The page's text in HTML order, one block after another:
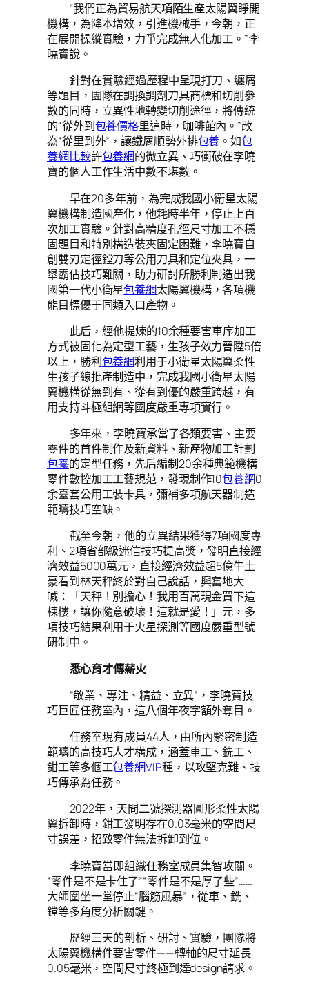
“我們正為貿易航天項陌生產太陽翼睜開
機構，為降本增效，引進機械手，今朝，正
在展開操縱實驗，力爭完成無人化加工。”李
曉寶說。
針對在實驗經過歷程中呈現打刀、纏屑
等題目，團隊在調換調劑刀具商標和切削參
數的同時，立異性地轉變切削途徑，將傳統
的“從外到包養價格里這時，咖啡館內。”改
為“從里到外”，讓鐵屑順勢外排包養 。如包
養網比較許包養網的微立異、巧衝破在李曉
寶的個人工作生活中數不堪數。
早在20多年前，為完成我國小衛星太陽
翼機構制造國產化，他耗時半年，停止上百
次加工實驗。針對高精度孔徑尺寸加工不穩
固題目和特別構造裝夾固定困難，李曉寶自
創雙刃定徑鏜刀等公用刀具和定位夾具，一
舉霸佔技巧難關，助力研討所勝利制造出我
國第一代小衛星包養網太陽翼機構，各項機
能目標優于同類入口產物。
此后，經他提煉的10余種要害車序加工
方式被固化為定型工藝，生孩子效力晉陞5倍
以上，勝利包養網利用于小衛星太陽翼柔性
生孩子線批產制造中，完成我國小衛星太陽
翼機構從無到有、從有到優的嚴重跨越，有
用支持斗極組網等國度嚴重專項實行。
多年來，李曉寶承當了各類要害、主要
零件的首件制作及新資料、新產物加工計劃
包養的定型任務，先后編制20余種典範機構
零件數控加工工藝規范，發現制作10包養網0
余臺套公用工裝卡具，彌補多項航天器制造
範疇技巧空缺。
截至今朝，他的立異結果獲得7項國度專
利、2項省部級迷信技巧提高獎，發明直接經
濟效益5000萬元，直接經濟效益超5億牛土
豪看到林天秤終於對自己說話，興奮地大
喊：「天秤！別擔心！我用百萬現金買下這
棟樓，讓你隨意破壞！這就是愛！」元，多
項技巧結果利用于火星探測等國度嚴重型號
研制中。
悉心育才傳薪火
“敬業、專注、精益、立異”，李曉寶技
巧巨匠任務室內，這八個年夜字額外奪目。
任務室現有成員44人，由所內緊密制造
範疇的高技巧人才構成，涵蓋車工、銑工、
鉗工等多個工包養網VIP種，以攻堅克難、技
巧傳承為任務。
2022年，天問二號探測器圓形柔性太陽
翼拆卸時，鉗工發明存在0.03毫米的空間尺
寸誤差，招致零件無法拆卸到位。
李曉寶當即組織任務室成員集智攻關。
“零件是不是卡住了”“零件是不是厚了些”……
大師圍坐一堂停止“腦筋風暴”，從車、銑、
鏜等多角度分析關鍵。
歷經三天的剖析、研討、實驗，團隊將
太陽翼機構件要害零件——轉軸的尺寸延長
0.05毫米，空間尺寸終極到達design請求。